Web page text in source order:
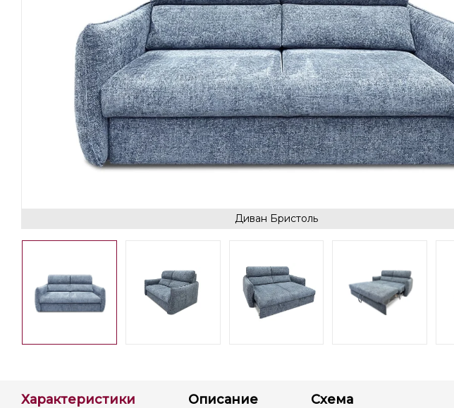
Диван Бристоль
Характеристики Описание Схема